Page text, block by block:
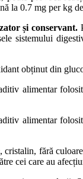
la 0.7 mg per kg
și conservant.
sistemului
obținut din
alimentar
alimentar
cristalin, fără
cei care au